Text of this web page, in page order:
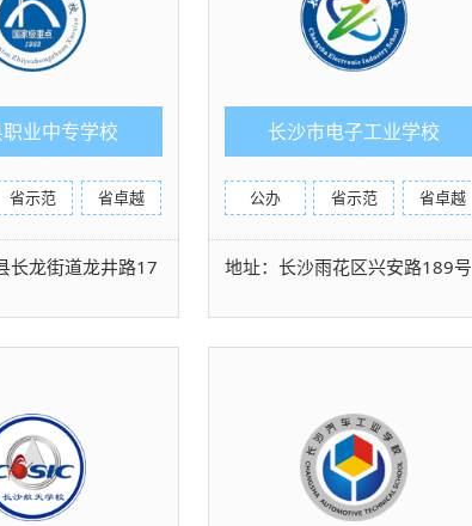
业中专学校
省示范 省卓越
长龙街道龙井路17
长沙市电子工业学校
公办 省示范 省卓越
地址：长沙雨花区兴安路189号